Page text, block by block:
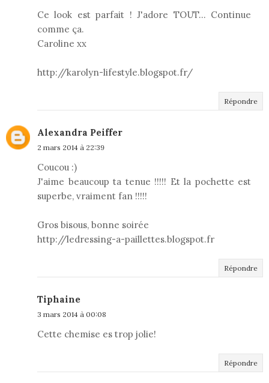
Ce look est parfait ! J'adore TOUT... Continue
comme ça.
Caroline xx
http://karolyn-lifestyle.blogspot.fr/
Répondre
Alexandra Peiffer
2 mars 2014 à 22:39
Coucou :)
J'aime beaucoup ta tenue !!!!! Et la pochette est
superbe, vraiment fan !!!!!
Gros bisous, bonne soirée
http://ledressing-a-paillettes.blogspot.fr
Répondre
Tiphaine
3 mars 2014 à 00:08
Cette chemise es trop jolie!
Répondre